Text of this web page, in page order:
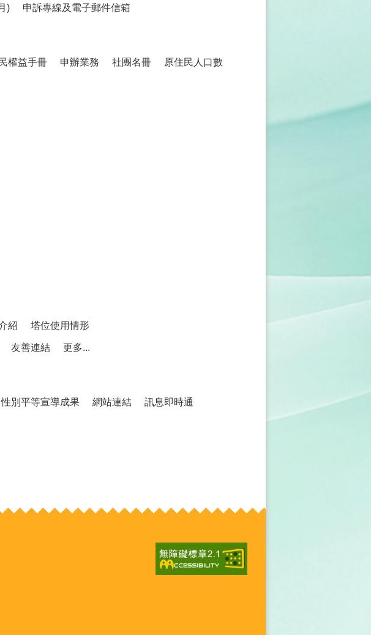
) 申訴專線及電子郵件信箱
權益手冊 申辦業務 社團名冊 原住民人口數
紹 塔位使用情形
友善連結 更多...
性別平等宣導成果 網站連結 訊息即時通